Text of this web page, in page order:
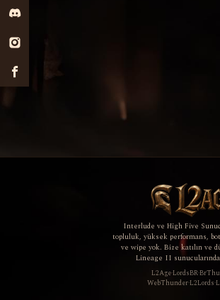
Interlude ve High Five
topluluk, yüksek performans,
ve wipe yok. Bize katılın ve
Lineage II sunucularında
L2Age·LordsBR·
WebThunder·L2Lords·